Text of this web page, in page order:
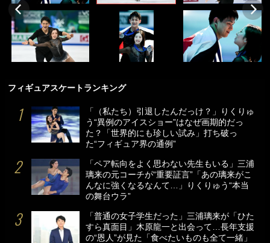
フィギュアスケートランキング
「（私たち）引退したんだっけ？」りくりゅ
う“異例のアイスショー”はなぜ画期的だっ
た？「世界的にも珍しい試み」打ち破っ
た“フィギュア界の通例”
「ペア転向をよく思わない先生もいる」三浦
璃来の元コーチが“重要証言”「あの璃来がこ
んなに強くなるなんて…」りくりゅう“本当
の舞台ウラ”
「普通の女子学生だった」三浦璃来が「ひた
すら真面目」木原龍一と出会って…長年支援
の“恩人”が見た「食べたいものも全て一緒」